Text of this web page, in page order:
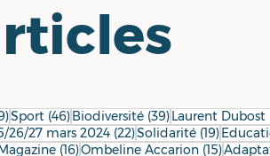
59 posts
Sport (46)46 posts
Biodiversité (39)39 posts
Laurent Dubost
26/27 mars 2024 (22)22 posts
Solidarité (19)19 posts
(16)16 posts
Ombeline Accarion (15)15 posts